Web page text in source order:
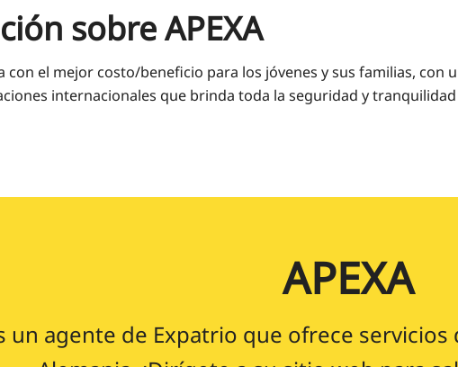
sobre APEXA
con el mejor costo/beneficio para los jóvenes y sus familias,
internacionales que brinda toda la seguridad y
APEXA
un agente de Expatrio que ofrece